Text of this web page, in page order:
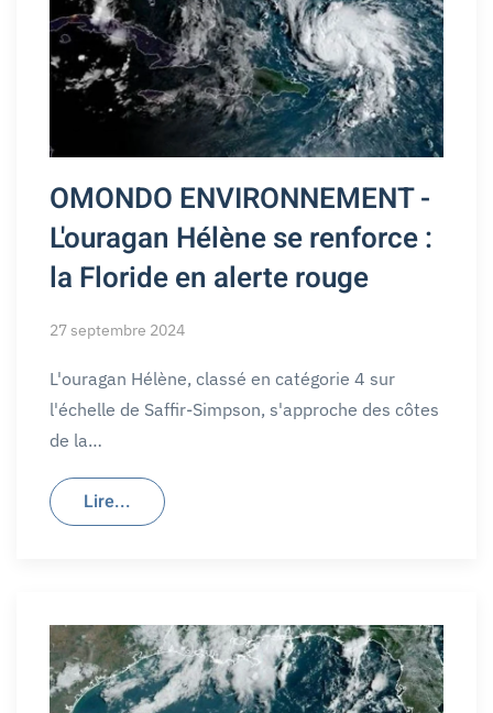
OMONDO ENVIRONNEMENT -
L'ouragan Hélène se renforce :
la Floride en alerte rouge
27 septembre 2024
L'ouragan Hélène, classé en catégorie 4 sur
l'échelle de Saffir-Simpson, s'approche des côtes
de la…
Lire...